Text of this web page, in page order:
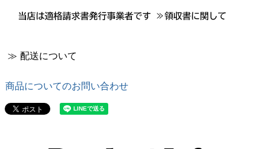
≫ 配送について
商品についてのお問い合わせ